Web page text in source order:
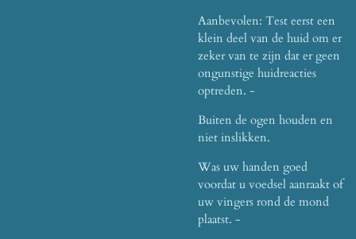
Aanbevolen: Test eerst een
klein deel van de huid om er
zeker van te zijn dat er geen
ongunstige huidreacties
optreden. -
Buiten de ogen houden en
niet inslikken.
Was uw handen goed
voordat u voedsel aanraakt of
uw vingers rond de mond
plaatst. -